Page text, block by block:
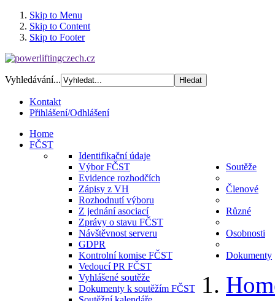
Skip to Menu
Skip to Content
Skip to Footer
Vyhledávání...
Kontakt
Přihlášení/Odhlášení
Home
FČST
Identifikační údaje
Výbor FČST
Evidence rozhodčích
Zápisy z VH
Rozhodnutí výboru
Z jednání asociací
Zprávy o stavu FČST
Návštěvnost serveru
GDPR
Kontrolní komise FČST
Vedoucí PR FČST
Soutěže
Vyhlášené soutěže
Dokumenty k soutěžím FČST
Členové
Různé
Osobnosti
Dokumenty